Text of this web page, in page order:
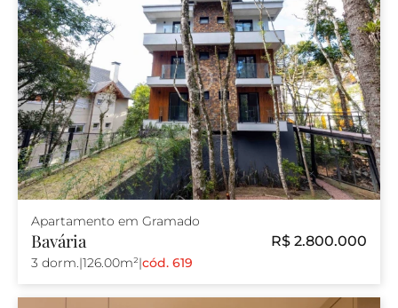
Apartamento em Gramado
Bavária R$ 2.800.000
3 dorm.|126.00m²|cód. 619